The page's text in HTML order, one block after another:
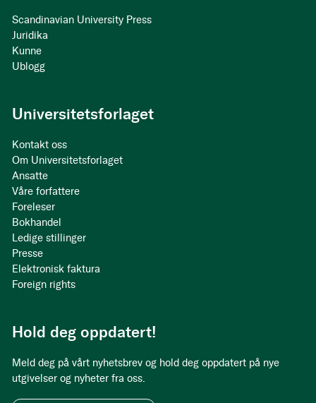
Scandinavian University Press
Juridika
Kunne
Ublogg
Universitetsforlaget
Kontakt oss
Om Universitetsforlaget
Ansatte
Våre forfattere
Foreleser
Bokhandel
Ledige stillinger
Presse
Elektronisk faktura
Foreign rights
Hold deg oppdatert!
Meld deg på vårt nyhetsbrev og hold deg oppdatert på nye
utgivelser og nyheter fra oss.